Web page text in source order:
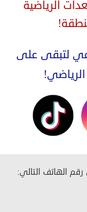
الرياضية
لتبقى على
الهاتف التالي: